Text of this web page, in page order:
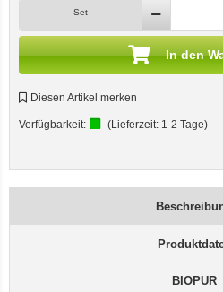
Set
In den
Diesen Artikel merken
Verfügbarkeit: (Lieferzeit: 1-2 Tage)
BIOPUR